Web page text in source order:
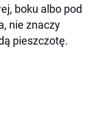
boku albo pod
nie znaczy
pieszczotę.